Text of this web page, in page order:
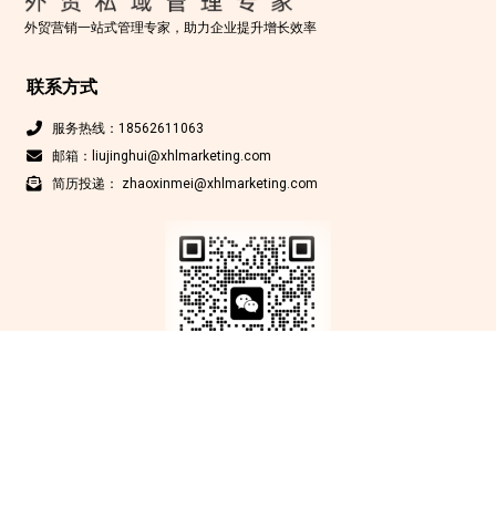
外贸营销一站式管理专家，助力企业提升增长效率
联系方式
服务热线：18562611063
邮箱：liujinghui@xhlmarketing.com
简历投递： zhaoxinmei@xhlmarketing.com